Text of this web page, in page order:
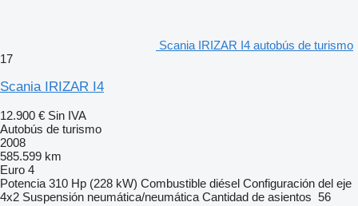
Scania IRIZAR I4 autobús de turismo
17
Scania IRIZAR I4
12.900 € Sin IVA
Autobús de turismo
2008
585.599 km
Euro 4
Potencia 310 Hp (228 kW) Combustible diésel Configuración del eje
4x2 Suspensión neumática/neumática Cantidad de asientos 56